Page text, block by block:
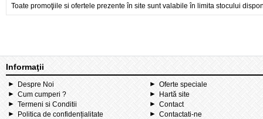
Toate promoţiile si ofertele prezente în site sunt valabile în limita stocului
Informaţii
Despre Noi
Cum cumperi ?
Termeni si Conditii
Politica de confidențialitate
Oferte speciale
Hartă site
Contact
Contactati-ne